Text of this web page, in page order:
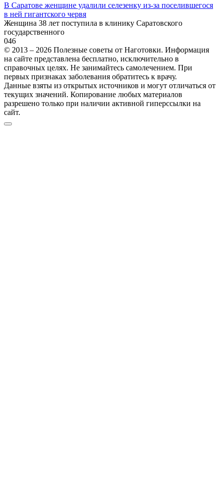
В Саратове женщине удалили селезенку из-за поселившегося
в ней гигантского червя
Женщина 38 лет поступила в клинику Саратовского
государственного
046
© 2013 – 2026 Полезные советы от Наготовки. Информация
на сайте представлена бесплатно, исключительно в
справочных целях. Не занимайтесь самолечением. При
первых признаках заболевания обратитесь к врачу.
Данные взяты из открытых источников и могут отличаться от
текущих значений. Копирование любых материалов
разрешено только при наличии активной гиперссылки на
сайт.